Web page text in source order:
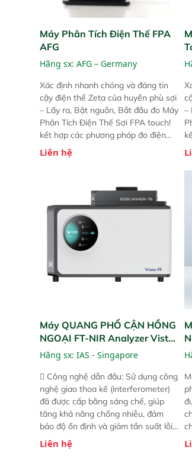
Máy Phân Tích Điện Thế FPA
AFG
Hãng sx: AFG – Germany
Xác định nhanh chóng và đáng tin
cậy điện thế Zeta của huyền phù sợi
– Lấy ra, Bật nguồn, Bắt đầu đo Máy
Phân Tích Điện Thế Sợi FPA touch!
kết hợp các phương pháp đo điện
thế Zeta đã được chứng minh với sự
đơn giản tuyệt vời trong thao tác và
trước đó. Nhưng so với các phiên
bản trước, FPA touch! nhỏ hơn và
nhẹ hơn đáng kể, đồng thời được
nâng cấp với các tính năng mới.
Liên hệ
–
Máy QUANG PHỔ CẬN HỒNG
NGOẠI FT-NIR Analyzer Vista-
R
Hãng sx: IAS - Singapore
 Công nghệ dẫn đầu: Sử dụng công
nghệ giao thoa kế (interferometer)
đã được cấp bằng sáng chế, giúp
tăng khả năng chống nhiễu, đảm
bảo độ ổn định và giảm tần suất lỗi.
 Phạm vi ứng dụng rộng: Đáp ứng
nhu cầu kiểm tra đa dạng mẫu mã
Liên hệ